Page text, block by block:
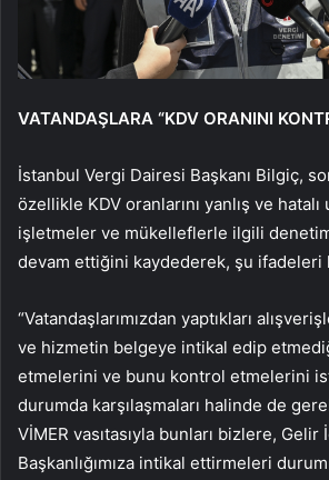
VATANDAŞLARA “KDV ORANINI
İstanbul Vergi Dairesi Başkanı Bilgiç,
özellikle KDV oranlarını yanlış ve hatalı
işletmeler ve mükelleflerle ilgili
devam ettiğini kaydederek, şu ifadeleri
“Vatandaşlarımızdan yaptıkları
ve hizmetin belgeye intikal edip
etmelerini ve bunu kontrol etmelerini
durumda karşılaşmaları halinde de
VİMER vasıtasıyla bunları bizlere, Gelir
Başkanlığımıza intikal ettirmeleri